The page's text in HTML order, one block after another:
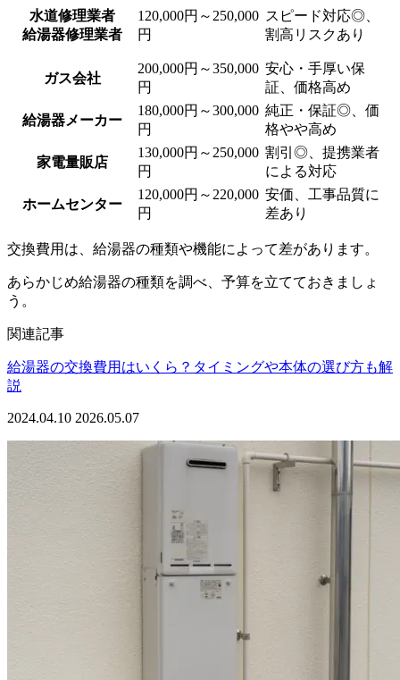
水道修理業者
給湯器修理業者
120,000円～250,000
円
スピード対応◎、
割高リスクあり
ガス会社
200,000円～350,000
円
安心・手厚い保
証、価格高め
給湯器メーカー
180,000円～300,000
円
純正・保証◎、価
格やや高め
家電量販店
130,000円～250,000
円
割引◎、提携業者
による対応
ホームセンター
120,000円～220,000
円
安価、工事品質に
差あり
交換費用は、給湯器の種類や機能によって差があります。
あらかじめ給湯器の種類を調べ、予算を立てておきましょ
う。
関連記事
給湯器の交換費用はいくら？タイミングや本体の選び方も解
説
2024.04.10 2026.05.07